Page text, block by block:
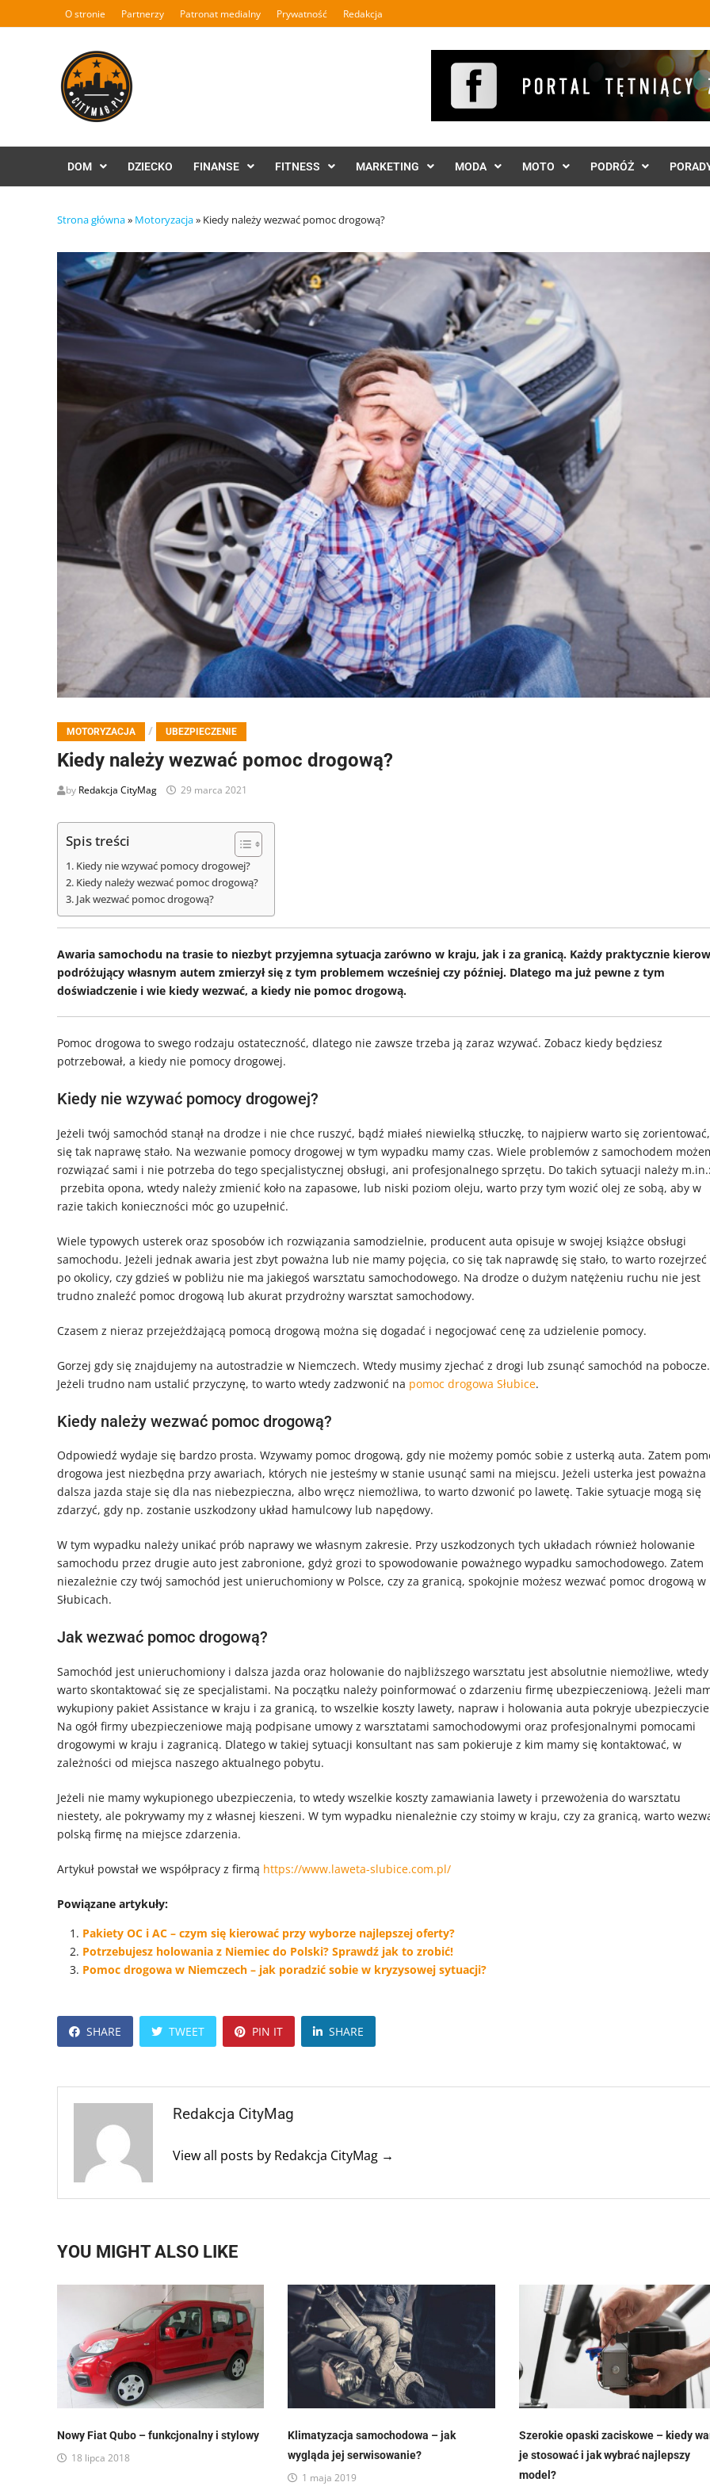
to
O stronie Partnerzy Patronat medialny Prywatność Redakcja
DOM DZIECKO FINANSE FITNESS MARKETING MODA MOTO PODRÓŻ
Strona główna» Motoryzacja» Kiedy należy wezwać pomoc drogową?
MOTORYZACJA / UBEZPIECZENIE
Kiedy należy wezwać pomoc drogową?
by Redakcja CityMag 29 marca 2021
Spis treści
Kiedy nie wzywać pomocy drogowej?
Kiedy należy wezwać pomoc drogową?
Jak wezwać pomoc drogową?
Awaria samochodu na trasie to niezbyt przyjemna sytuacja zarówno w kraju, jak i za granicą. Każdy praktycznie
podróżujący własnym autem zmierzył się z tym problemem wcześniej czy później. Dlatego ma już pewne z tym
doświadczenie i wie kiedy wezwać, a kiedy nie pomoc drogową.
Pomoc drogowa to swego rodzaju ostateczność, dlatego nie zawsze trzeba ją zaraz wzywać. Zobacz kiedy będziesz
potrzebował, a kiedy nie pomocy drogowej.
Kiedy nie wzywać pomocy drogowej?
Jeżeli twój samochód stanął na drodze i nie chce ruszyć, bądź miałeś niewielką stłuczkę, to najpierw warto się
się tak naprawę stało. Na wezwanie pomocy drogowej w tym wypadku mamy czas. Wiele problemów z samochodem
rozwiązać sami i nie potrzeba do tego specjalistycznej obsługi, ani profesjonalnego sprzętu. Do takich sytuacji należy
przebita opona, wtedy należy zmienić koło na zapasowe, lub niski poziom oleju, warto przy tym wozić olej ze sobą, aby w
razie takich konieczności móc go uzupełnić.
Wiele typowych usterek oraz sposobów ich rozwiązania samodzielnie, producent auta opisuje w swojej książce obsługi
samochodu. Jeżeli jednak awaria jest zbyt poważna lub nie mamy pojęcia, co się tak naprawdę się stało, to warto rozejrzeć
po okolicy, czy gdzieś w pobliżu nie ma jakiegoś warsztatu samochodowego. Na drodze o dużym natężeniu ruchu nie jest
trudno znaleźć pomoc drogową lub akurat przydrożny warsztat samochodowy.
Czasem z nieraz przejeżdżającą pomocą drogową można się dogadać i negocjować cenę za udzielenie pomocy.
Gorzej gdy się znajdujemy na autostradzie w Niemczech. Wtedy musimy zjechać z drogi lub zsunąć samochód na pobocze.
Jeżeli trudno nam ustalić przyczynę, to warto wtedy zadzwonić na pomoc drogowa Słubice.
Kiedy należy wezwać pomoc drogową?
Odpowiedź wydaje się bardzo prosta. Wzywamy pomoc drogową, gdy nie możemy pomóc sobie z usterką auta. Zatem
drogowa jest niezbędna przy awariach, których nie jesteśmy w stanie usunąć sami na miejscu. Jeżeli usterka jest poważna
dalsza jazda staje się dla nas niebezpieczna, albo wręcz niemożliwa, to warto dzwonić po lawetę. Takie sytuacje mogą się
zdarzyć, gdy np. zostanie uszkodzony układ hamulcowy lub napędowy.
W tym wypadku należy unikać prób naprawy we własnym zakresie. Przy uszkodzonych tych układach również holowanie
samochodu przez drugie auto jest zabronione, gdyż grozi to spowodowanie poważnego wypadku samochodowego. Zatem
niezależnie czy twój samochód jest unieruchomiony w Polsce, czy za granicą, spokojnie możesz wezwać pomoc drogową w
Słubicach.
Jak wezwać pomoc drogową?
Samochód jest unieruchomiony i dalsza jazda oraz holowanie do najbliższego warsztatu jest absolutnie niemożliwe, wtedy
warto skontaktować się ze specjalistami. Na początku należy poinformować o zdarzeniu firmę ubezpieczeniową. Jeżeli
wykupiony pakiet Assistance w kraju i za granicą, to wszelkie koszty lawety, napraw i holowania auta pokryje
Na ogół firmy ubezpieczeniowe mają podpisane umowy z warsztatami samochodowymi oraz profesjonalnymi pomocami
drogowymi w kraju i zagranicą. Dlatego w takiej sytuacji konsultant nas sam pokieruje z kim mamy się kontaktować, w
zależności od miejsca naszego aktualnego pobytu.
Jeżeli nie mamy wykupionego ubezpieczenia, to wtedy wszelkie koszty zamawiania lawety i przewożenia do warsztatu
niestety, ale pokrywamy my z własnej kieszeni. W tym wypadku nienależnie czy stoimy w kraju, czy za granicą, warto
polską firmę na miejsce zdarzenia.
Artykuł powstał we współpracy z firmą https://www.laweta-slubice.com.pl/
Powiązane artykuły:
Pakiety OC i AC – czym się kierować przy wyborze najlepszej oferty?
Potrzebujesz holowania z Niemiec do Polski? Sprawdź jak to zrobić!
Pomoc drogowa w Niemczech – jak poradzić sobie w kryzysowej sytuacji?
SHARE TWEET PIN IT SHARE
Redakcja CityMag
View all posts by Redakcja CityMag →
YOU MIGHT ALSO LIKE
Nowy Fiat Qubo – funkcjonalny i stylowy
18 lipca 2018
Klimatyzacja samochodowa – jak
wygląda jej serwisowanie?
1 maja 2019
Szerokie opaski zaciskowe – kiedy
je stosować i jak wybrać najlepszy
model?